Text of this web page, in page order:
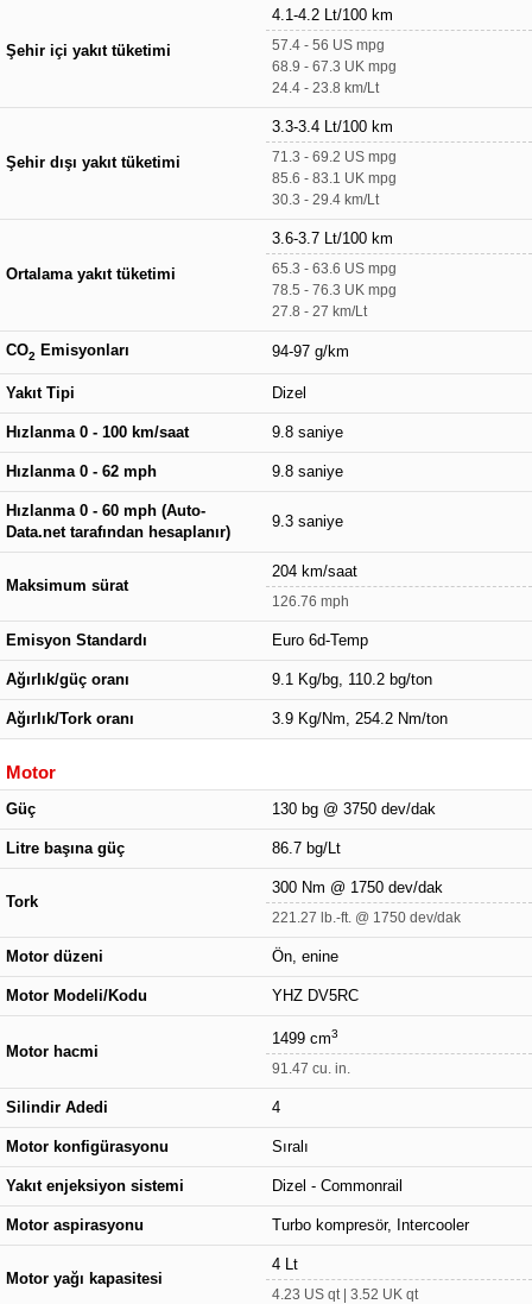
Şehir içi yakıt tüketimi
4.1-4.2 Lt/100 km
57.4 - 56 US mpg
68.9 - 67.3 UK mpg
24.4 - 23.8 km/Lt
Şehir dışı yakıt tüketimi
3.3-3.4 Lt/100 km
71.3 - 69.2 US mpg
85.6 - 83.1 UK mpg
30.3 - 29.4 km/Lt
Ortalama yakıt tüketimi
3.6-3.7 Lt/100 km
65.3 - 63.6 US mpg
78.5 - 76.3 UK mpg
27.8 - 27 km/Lt
CO2 Emisyonları 94-97 g/km
Yakıt Tipi Dizel
Hızlanma 0 - 100 km/saat 9.8 saniye
Hızlanma 0 - 62 mph 9.8 saniye
Hızlanma 0 - 60 mph (Auto-
Data.net tarafından hesaplanır)
9.3 saniye
Maksimum sürat
204 km/saat
126.76 mph
Emisyon Standardı Euro 6d-Temp
Ağırlık/güç oranı 9.1 Kg/bg, 110.2 bg/ton
Ağırlık/Tork oranı 3.9 Kg/Nm, 254.2 Nm/ton
Motor
Güç 130 bg @ 3750 dev/dak
Litre başına güç 86.7 bg/Lt
Tork
300 Nm @ 1750 dev/dak
221.27 lb.-ft. @ 1750 dev/dak
Motor düzeni Ön, enine
Motor Modeli/Kodu YHZ DV5RC
Motor hacmi
1499 cm3
91.47 cu. in.
Silindir Adedi 4
Motor konfigürasyonu Sıralı
Yakıt enjeksiyon sistemi Dizel - Commonrail
Motor aspirasyonu Turbo kompresör, Intercooler
Motor yağı kapasitesi
4 Lt
4.23 US qt | 3.52 UK qt